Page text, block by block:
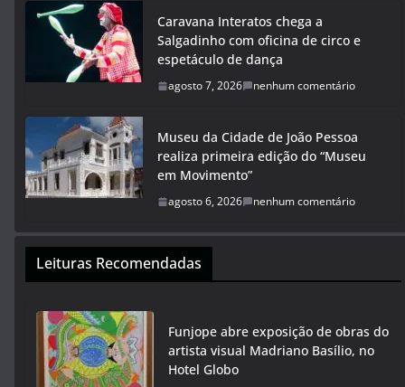
Caravana Interatos chega a
Salgadinho com oficina de circo e
espetáculo de dança
agosto 7, 2026 nenhum comentário
Museu da Cidade de João Pessoa
realiza primeira edição do “Museu
em Movimento”
agosto 6, 2026 nenhum comentário
Leituras Recomendadas
Funjope abre exposição de obras do
artista visual Madriano Basílio, no
Hotel Globo